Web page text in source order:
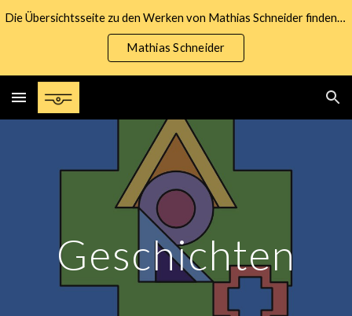
Die Übersichtsseite zu den Werken von Mathias Schneider finden Sie unter nachfolgendem Link:
Mathias Schneider
Geschichten